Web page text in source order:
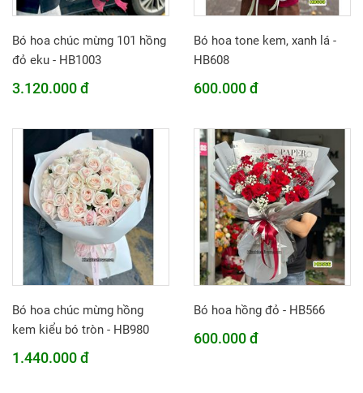
Bó hoa chúc mừng 101 hồng
đỏ eku - HB1003
3.120.000 đ
Bó hoa tone kem, xanh lá -
HB608
600.000 đ
Bó hoa chúc mừng hồng
kem kiểu bó tròn - HB980
1.440.000 đ
Bó hoa hồng đỏ - HB566
600.000 đ